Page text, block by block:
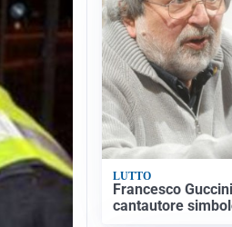
LUTTO
Francesco
cantautore